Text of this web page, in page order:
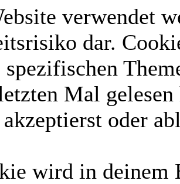
verwendet
dar.
spezifischen
Mal
oder
wird in deinem